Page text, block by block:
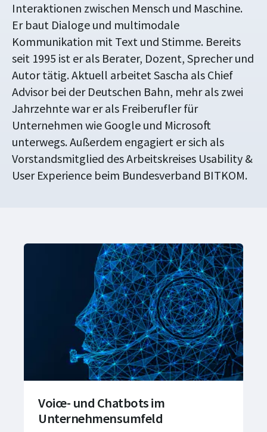
Interaktionen zwischen Mensch und Maschine.
Er baut Dialoge und multimodale
Kommunikation mit Text und Stimme. Bereits
seit 1995 ist er als Berater, Dozent, Sprecher und
Autor tätig. Aktuell arbeitet Sascha als Chief
Advisor bei der Deutschen Bahn, mehr als zwei
Jahrzehnte war er als Freiberufler für
Unternehmen wie Google und Microsoft
unterwegs. Außerdem engagiert er sich als
Vorstandsmitglied des Arbeitskreises Usability &
User Experience beim Bundesverband BITKOM.
Voice- und Chatbots im
Unternehmensumfeld